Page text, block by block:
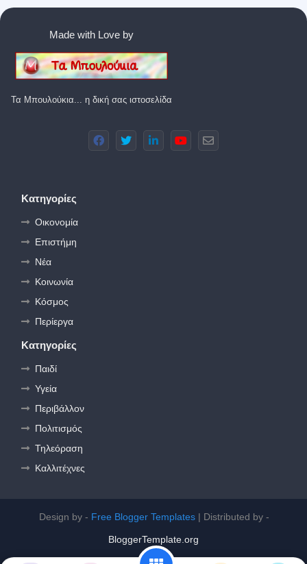
Made with Love by
Τα Μπουλούκια... η δική σας ιστοσελίδα
Κατηγορίες
Οικονομία
Επιστήμη
Νέα
Κοινωνία
Κόσμος
Περίεργα
Κατηγορίες
Παιδί
Υγεία
Περιβάλλον
Πολιτισμός
Τηλεόραση
Καλλιτέχνες
Design by - Free Blogger Templates| Distributed by -
BloggerTemplate.org